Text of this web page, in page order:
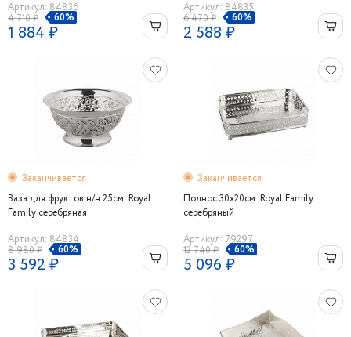
Артикул: 84836
4 710 ₽
60%
1 884 ₽
Артикул: 84835
6 470 ₽
60%
2 588 ₽
Заканчивается
Ваза для фруктов н/н 25см. Royal
Family серебряная
Артикул: 84834
8 980 ₽
60%
3 592 ₽
Заканчивается
Поднос 30x20см. Royal Family
серебряный
Артикул: 79297
12 740 ₽
60%
5 096 ₽